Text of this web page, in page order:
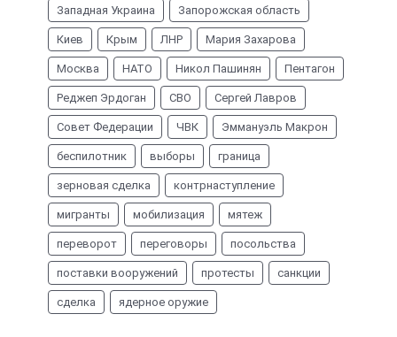
Западная Украина Запорожская область
Киев Крым ЛНР Мария Захарова
Москва НАТО Никол Пашинян Пентагон
Реджеп Эрдоган СВО Сергей Лавров
Совет Федерации ЧВК Эммануэль Макрон
беспилотник выборы граница
зерновая сделка контрнаступление
мигранты мобилизация мятеж
переворот переговоры посольства
поставки вооружений протесты санкции
сделка ядерное оружие